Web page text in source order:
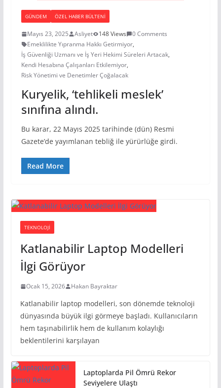
GÜNDEM ÖZEL HABER BÜLTENI
Mayıs 23, 2025 Asliyet 148 Views
0 Comments
Emeklilikte Yıpranma Hakkı Getirmiyor,
İş Güvenliği Uzmanı ve İş Yeri Hekimi Süreleri Artacak,
Kendi Hesabına Çalışanları Etkilemiyor,
Risk Yönetimi ve Denetimler Çoğalacak
Kuryelik, ‘tehlikeli meslek’
sınıfına alındı.
Bu karar, 22 Mayıs 2025 tarihinde (dün) Resmi
Gazete’de yayımlanan tebliğ ile yürürlüğe girdi.
Read More
TEKNOLOJI
Katlanabilir Laptop Modelleri
İlgi Görüyor
Ocak 15, 2026 Hakan Bayraktar
Katlanabilir laptop modelleri, son dönemde teknoloji
dünyasında büyük ilgi görmeye başladı. Kullanıcıların
hem taşınabilirlik hem de kullanım kolaylığı
beklentilerini karşılayan
Laptoplarda Pil Ömrü Rekor
Seviyelere Ulaştı